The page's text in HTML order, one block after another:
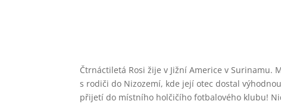
Čtrnáctiletá Rosi žije v Jižní Americe v
s rodiči do Nizozemí, kde její otec dostal
přijetí do místního holčičího fotbalového klubu!